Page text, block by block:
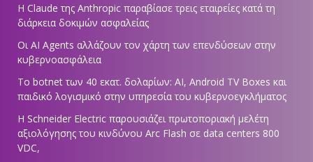
Η Claude της Anthropic παραβίασε τρεις εταιρείες κατά τη
διάρκεια δοκιμών ασφαλείας
Οι AI Agents αλλάζουν τον χάρτη των επενδύσεων στην
κυβερνοασφάλεια
Το botnet των 40 εκατ. δολαρίων: AI, Android TV Boxes και
παιδικό λογισμικό στην υπηρεσία του κυβερνοεγκλήματος
Η Schneider Electric παρουσιάζει πρωτοποριακή μελέτη
αξιολόγησης του κινδύνου Arc Flash σε data centers 800
VDC,